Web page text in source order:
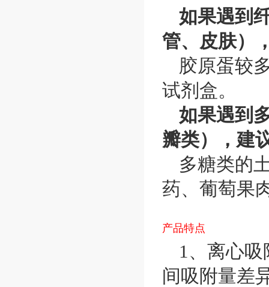
如果遇到
管、皮肤）
胶原蛋较
试剂盒。
如果遇到
瓣类），建
多糖类的
药、葡萄果
产品特点
1、离心
间吸附量差